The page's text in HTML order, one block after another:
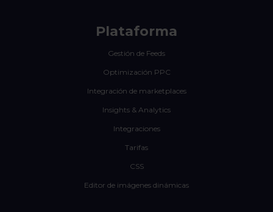
Plataforma
Gestión de Feeds
Optimización PPC
Integración de marketplaces
Insights & Analytics
Integraciones
Tarifas
CSS
Editor de imágenes dinámicas